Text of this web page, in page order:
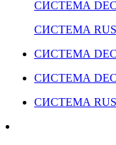
СИСТЕМА
СИСТЕМА
СИСТЕМА
СИСТЕМА
СИСТЕМА